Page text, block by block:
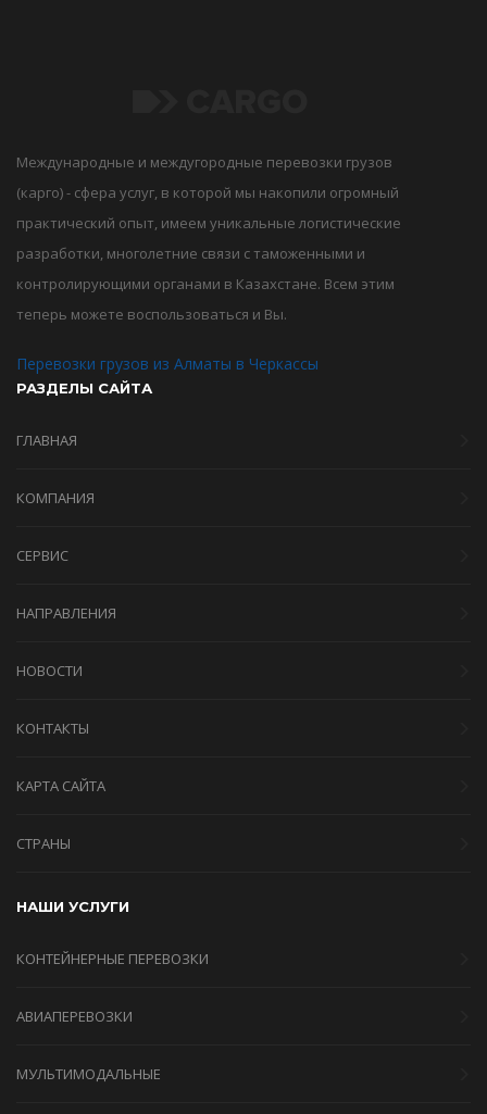
Международные и междугородные перевозки грузов
(карго) - сфера услуг, в которой мы накопили огромный
практический опыт, имеем уникальные логистические
разработки, многолетние связи с таможенными и
контролирующими органами в Казахстане. Всем этим
теперь можете воспользоваться и Вы.
Перевозки грузов из Алматы в Черкассы
РАЗДЕЛЫ САЙТА
ГЛАВНАЯ
КОМПАНИЯ
СЕРВИС
НАПРАВЛЕНИЯ
НОВОСТИ
КОНТАКТЫ
КАРТА САЙТА
СТРАНЫ
НАШИ УСЛУГИ
КОНТЕЙНЕРНЫЕ ПЕРЕВОЗКИ
АВИАПЕРЕВОЗКИ
МУЛЬТИМОДАЛЬНЫЕ